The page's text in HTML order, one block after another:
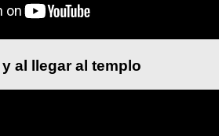
al llegar al templo